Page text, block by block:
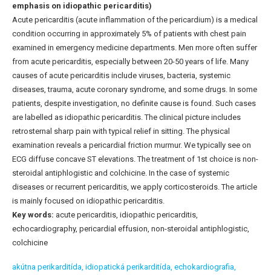
emphasis on idiopathic pericarditis)
Acute pericarditis (acute inflammation of the pericardium) is a medical
condition occurring in approximately 5% of patients with chest pain
examined in emergency medicine departments. Men more often suffer
from acute pericarditis, especially between 20-50 years of life. Many
causes of acute pericarditis include viruses, bacteria, systemic
diseases, trauma, acute coronary syndrome, and some drugs. In some
patients, despite investigation, no definite cause is found. Such cases
are labelled as idiopathic pericarditis. The clinical picture includes
retrosternal sharp pain with typical relief in sitting. The physical
examination reveals a pericardial friction murmur. We typically see on
ECG diffuse concave ST elevations. The treatment of 1st choice is non-
steroidal antiphlogistic and colchicine. In the case of systemic
diseases or recurrent pericarditis, we apply corticosteroids. The article
is mainly focused on idiopathic pericarditis.
Key words: acute pericarditis, idiopathic pericarditis,
echocardiography, pericardial effusion, non-steroidal antiphlogistic,
colchicine
akútna perikarditída, idiopatická perikarditída, echokardiografia,